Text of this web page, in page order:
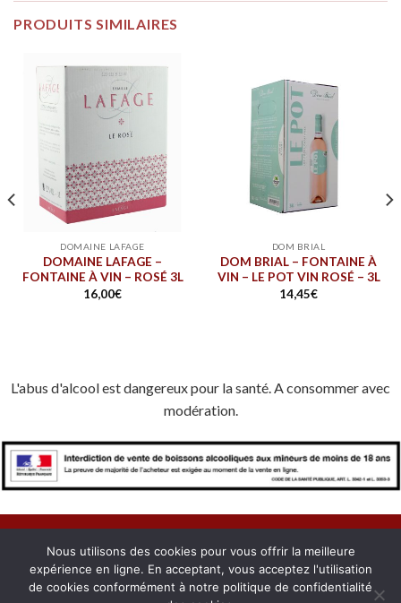
PRODUITS SIMILAIRES
DOMAINE LAFAGE
DOMAINE LAFAGE –
FONTAINE À VIN – ROSÉ 3L
16,00€
DOM BRIAL
DOM BRIAL – FONTAINE À
VIN – LE POT VIN ROSÉ – 3L
14,45€
L'abus d'alcool est dangereux pour la santé. A consommer avec
modération.
À PROPOS NOUS CONTACTER
CONFIDENTIALITÉ
MENTIONS LÉGALES
COOKIES MON COMPTE
Nous utilisons des cookies pour vous offrir la meilleure
expérience en ligne. En acceptant, vous acceptez l'utilisation
de cookies conformément à notre politique de confidentialité